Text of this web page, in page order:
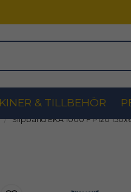
& TILLBEHÖR
Slipband EKA 1000 F P120